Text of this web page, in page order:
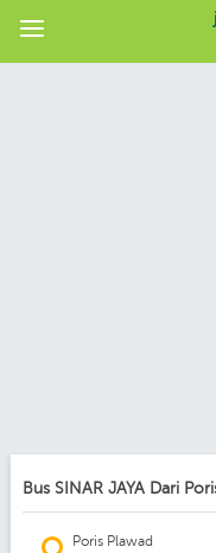
Bus SINAR JAYA Dari
Poris Plawad